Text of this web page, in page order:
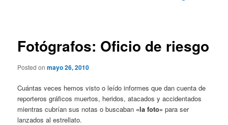
Fotógrafos: Oficio de riesgo
Posted onmayo 26, 2010
Cuántas veces hemos visto o leído informes que dan cuenta de
reporteros gráficos muertos, heridos, atacados y accidentados
mientras cubrían sus notas o buscaban «la foto» para ser
lanzados al estrellato.